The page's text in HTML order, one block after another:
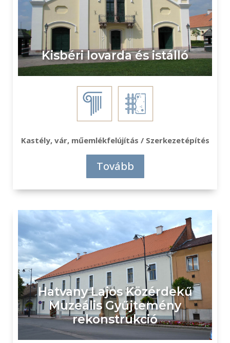
Kisbéri lovarda és istálló
Kastély, vár, műemlékfelújítás / Szerkezetépítés
Tovább
Hatvany Lajos Közérdekű
Muzeális Gyűjtemény
rekonstrukció